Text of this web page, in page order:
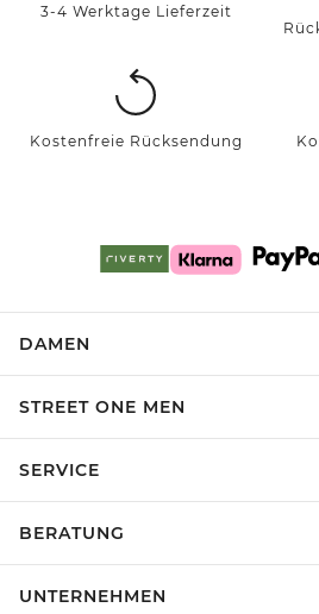
3-4 Werktage Lieferzeit
Kostenfreie Rücksendung
DAMEN
STREET ONE MEN
SERVICE
BERATUNG
UNTERNEHMEN